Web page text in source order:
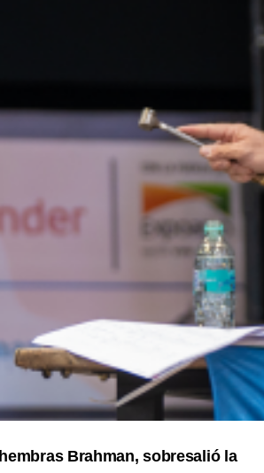
hembras Brahman, sobresalió la